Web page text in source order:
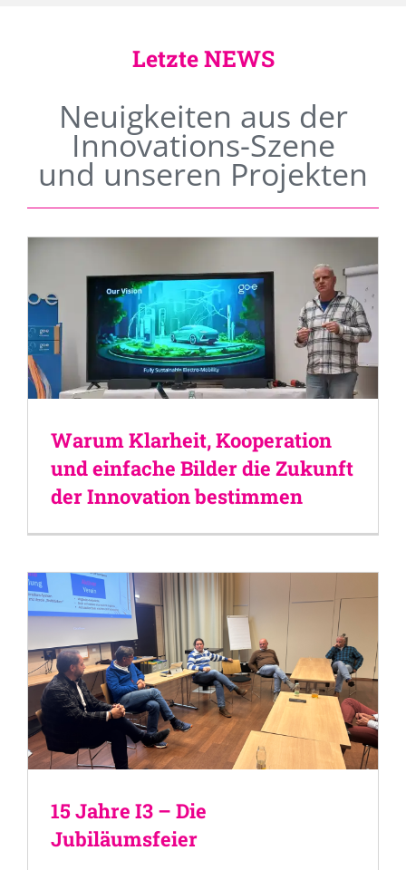
Letzte NEWS
Neuigkeiten aus der
Innovations-Szene
und unseren Projekten
Warum Klarheit, Kooperation
und einfache Bilder die Zukunft
der Innovation bestimmen
15 Jahre I3 – Die
Jubiläumsfeier